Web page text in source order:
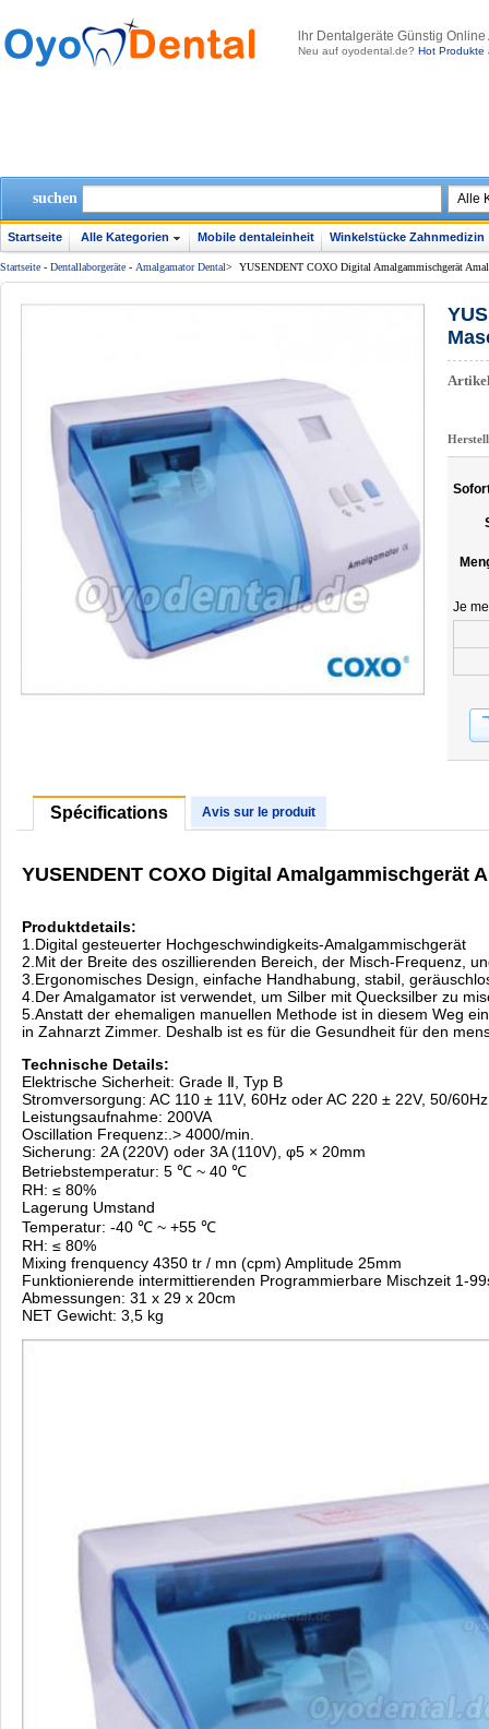
lhr Dentalgeräte Günstig
Neu auf oyodental.de? Hot Produkte
suchen
Startseite Alle Kategorien Mobile dentaleinheit Winkelstücke Zahnmedizin
Startseite - Dentallaborgeräte - Amalgamator Dental> YUSENDENT COXO Digital Amalgammischgerät
Je
Spécifications Avis sur le produit
YUSENDENT COXO Digital Amalgammischgerät
Produktdetails:
1.Digital gesteuerter Hochgeschwindigkeits-Amalgammischgerät
2.Mit der Breite des oszillierenden Bereich, der Misch-Frequenz,
3.Ergonomisches Design, einfache Handhabung, stabil,
4.Der Amalgamator ist verwendet, um Silber mit Quecksilber zu
5.Anstatt der ehemaligen manuellen Methode ist in diesem Weg
in Zahnarzt Zimmer. Deshalb ist es für die Gesundheit für den
Technische Details:
Elektrische Sicherheit: Grade Ⅱ, Typ B
Stromversorgung: AC 110 ± 11V, 60Hz oder AC 220 ± 22V, 50/60Hz
Leistungsaufnahme: 200VA
Oscillation Frequenz:.> 4000/min.
Sicherung: 2A (220V) oder 3A (110V), φ5 × 20mm
Betriebstemperatur: 5 ℃ ~ 40 ℃
RH: ≤ 80%
Lagerung Umstand
Temperatur: -40 ℃ ~ +55 ℃
RH: ≤ 80%
Mixing frenquency 4350 tr / mn (cpm) Amplitude 25mm
Funktionierende intermittierenden Programmierbare Mischzeit 1-
Abmessungen: 31 x 29 x 20cm
NET Gewicht: 3,5 kg